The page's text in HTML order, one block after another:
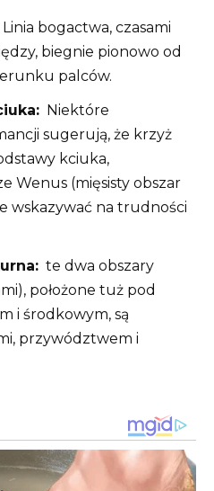
Linia bogactwa, czasami
biegnie pionowo od
palców.
Niektóre
sugerują, że krzyż
kciuka,
Wenus (mięsisty obszar
wskazywać na trudności
te dwa obszary
położone tuż pod
i środkowym, są
przywództwem i